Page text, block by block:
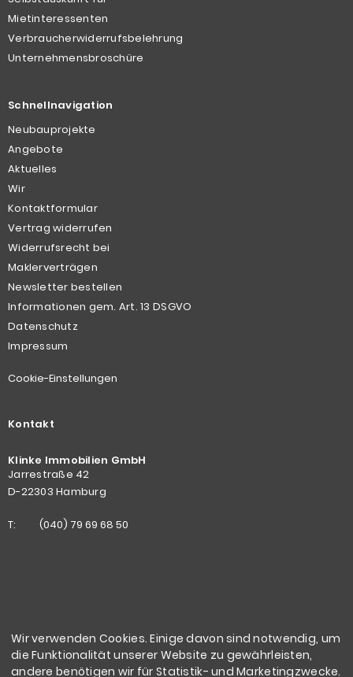
Mietinteressenten
Verbraucherwiderrufsbelehrung
Unternehmensbroschüre
Schnellnavigation
Neubauprojekte
Angebote
Aktuelles
Wir
Kontaktformular
Vertrag widerrufen
Widerrufsrecht bei
Maklerverträgen
Newsletter bestellen
Informationen gem. Art. 13 DSGVO
Datenschutz
Impressum
Cookie-Einstellungen
Kontakt
Klinke Immobilien GmbH
Jarrestraße 42
D-22303 Hamburg
T: (040) 79 69 68 50
Wir verwenden Cookies. Einige davon sind notwendig, um
die Funktionalität unserer Website zu gewährleisten,
andere benötigen wir für Statistik- und Marketingzwecke.